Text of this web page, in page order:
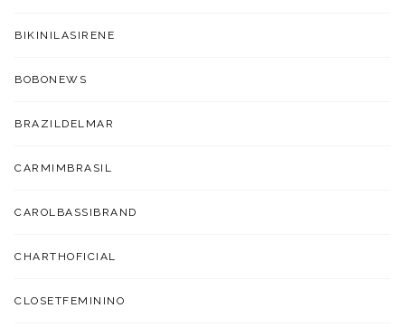
BIKINILASIRENE
BOBONEWS
BRAZILDELMAR
CARMIMBRASIL
CAROLBASSIBRAND
CHARTHOFICIAL
CLOSETFEMININO